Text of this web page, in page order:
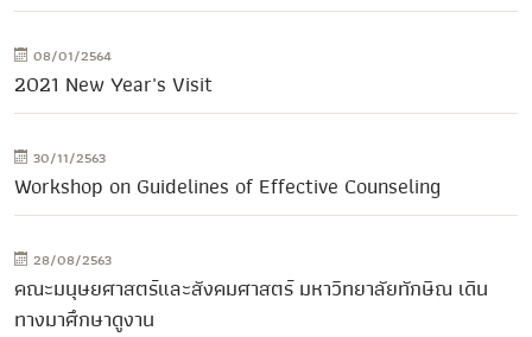
08/01/2564
2021 New Year's Visit
30/11/2563
Workshop on Guidelines of Effective Counseling
28/08/2563
คณะมนุษยศาสตร์และสังคมศาสตร์ มหาวิทยาลัยทักษิณ เดิน
ทางมาศึกษาดูงาน